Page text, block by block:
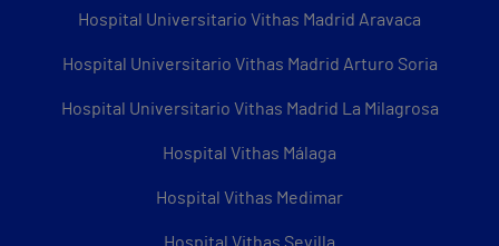
Hospital Universitario Vithas Madrid Aravaca
Hospital Universitario Vithas Madrid Arturo Soria
Hospital Universitario Vithas Madrid La Milagrosa
Hospital Vithas Málaga
Hospital Vithas Medimar